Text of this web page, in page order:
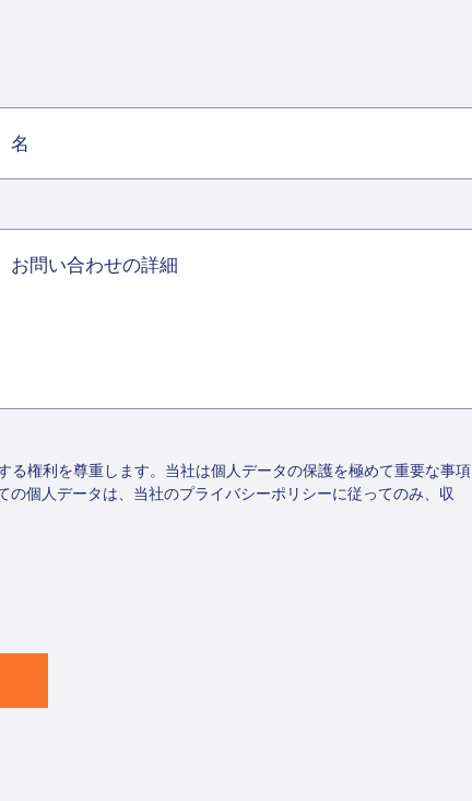
権利を尊重します。当社は個人データの保護を極めて重要な事項
個人データは、当社のプライバシーポリシーに従ってのみ、収